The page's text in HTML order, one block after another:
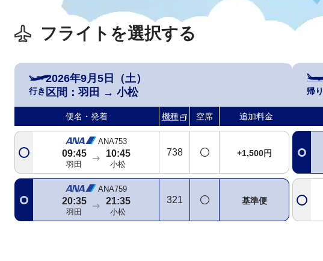
フライトを選択する
行き
2026年9月5日（土）
区間： 羽田 → 小松
便名・発着 機種 空席 追加料金
ANA753
09:45
羽田
10:45
小松
738 +1,500円
ANA759
20:35
羽田
21:35
小松
321 基準便
帰り